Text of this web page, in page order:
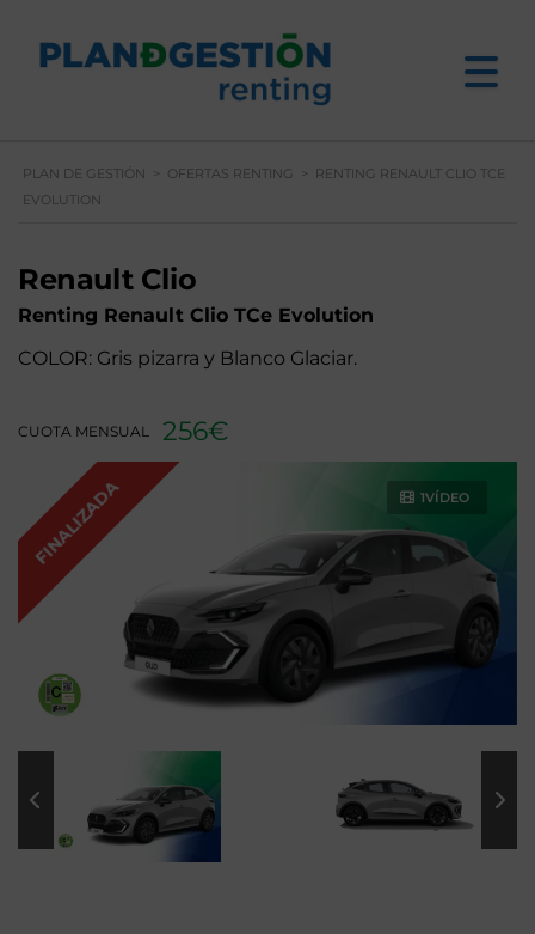
PLAN DE GESTIÓN > OFERTAS RENTING > RENTING RENAULT CLIO TCE
EVOLUTION
Renault Clio
Renting Renault Clio TCe Evolution
COLOR: Gris pizarra y Blanco Glaciar.
CUOTA MENSUAL 256€
1VÍDEO
FINALIZADA